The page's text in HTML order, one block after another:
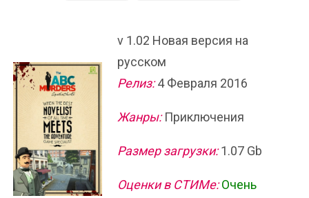
v 1.02 Новая версия на
русском
Релиз:4 Февраля 2016
Жанры:Приключения
Размер загрузки:1.07 Gb
Оценки в СТИМе: Очень